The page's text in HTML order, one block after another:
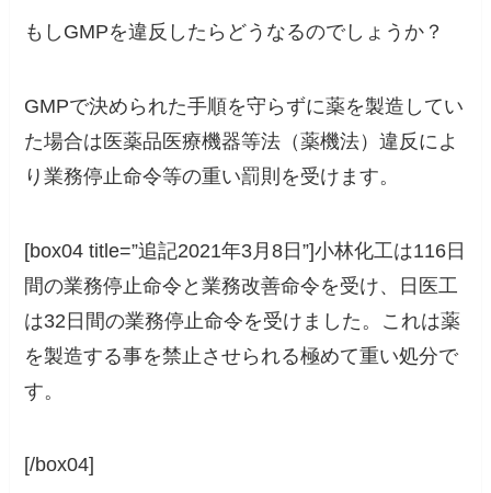
もしGMPを違反したらどうなるのでしょうか？
GMPで決められた手順を守らずに薬を製造してい
た場合は医薬品医療機器等法（薬機法）違反によ
り業務停止命令等の重い罰則を受けます。
[box04 title=”追記2021年3月8日”]小林化工は116日
間の業務停止命令と業務改善命令を受け、日医工
は32日間の業務停止命令を受けました。これは薬
を製造する事を禁止させられる極めて重い処分で
す。
[/box04]